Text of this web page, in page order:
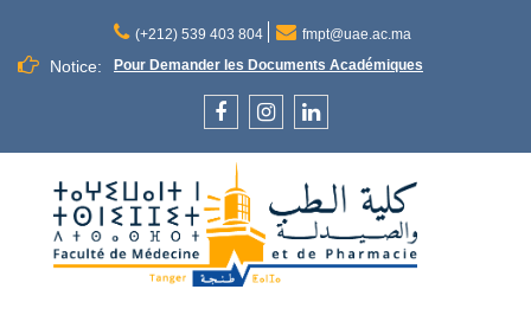
content
(+212) 539 403 804 fmpt@uae.ac.ma
Notice: Pour Demander les Documents Académiques